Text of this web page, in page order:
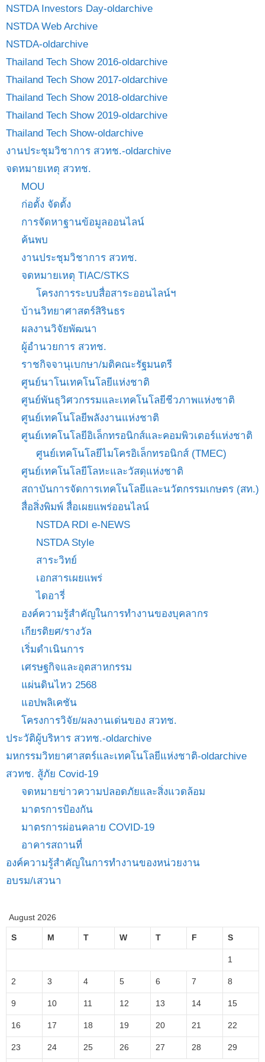
NSTDA Investors Day-oldarchive
NSTDA Web Archive
NSTDA-oldarchive
Thailand Tech Show 2016-oldarchive
Thailand Tech Show 2017-oldarchive
Thailand Tech Show 2018-oldarchive
Thailand Tech Show 2019-oldarchive
Thailand Tech Show-oldarchive
งานประชุมวิชาการ สวทช.-oldarchive
จดหมายเหตุ สวทช.
MOU
ก่อตั้ง จัดตั้ง
การจัดหาฐานข้อมูลออนไลน์
ค้นพบ
งานประชุมวิชาการ สวทช.
จดหมายเหตุ TIAC/STKS
โครงการระบบสื่อสาระออนไลน์ฯ
บ้านวิทยาศาสตร์สิรินธร
ผลงานวิจัยพัฒนา
ผู้อำนวยการ สวทช.
ราชกิจจานุเบกษา/มติคณะรัฐมนตรี
ศูนย์นาโนเทคโนโลยีแห่งชาติ
ศูนย์พันธุวิศวกรรมและเทคโนโลยีชีวภาพแห่งชาติ
ศูนย์เทคโนโลยีพลังงานแห่งชาติ
ศูนย์เทคโนโลยีอิเล็กทรอนิกส์และคอมพิวเตอร์แห่งชาติ
ศูนย์เทคโนโลยีไมโครอิเล็กทรอนิกส์ (TMEC)
ศูนย์เทคโนโลยีโลหะและวัสดุแห่งชาติ
สถาบันการจัดการเทคโนโลยีและนวัตกรรมเกษตร (สท.)
สื่อสิ่งพิมพ์ สื่อเผยแพร่ออนไลน์
NSTDA RDI e-NEWS
NSTDA Style
สาระวิทย์
เอกสารเผยแพร่
ไดอารี่
องค์ความรู้สำคัญในการทำงานของบุคลากร
เกียรติยศ/รางวัล
เริ่มดำเนินการ
เศรษฐกิจและอุตสาหกรรม
แผ่นดินไหว 2568
แอปพลิเคชัน
โครงการวิจัย/ผลงานเด่นของ สวทช.
ประวัติผู้บริหาร สวทช.-oldarchive
มหกรรมวิทยาศาสตร์และเทคโนโลยีแห่งชาติ-oldarchive
สวทช. สู้ภัย Covid-19
จดหมายข่าวความปลอดภัยและสิ่งแวดล้อม
มาตรการป้องกัน
มาตรการผ่อนคลาย COVID-19
อาคารสถานที่
องค์ความรู้สำคัญในการทำงานของหน่วยงาน
อบรม/เสวนา
August 2026
S M T W T F S
1
2 3 4 5 6 7 8
9 10 11 12 13 14 15
16 17 18 19 20 21 22
23 24 25 26 27 28 29